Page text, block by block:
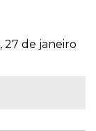
27 de janeiro